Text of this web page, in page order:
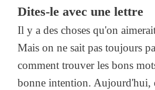
Dites-le avec une lettre
Il y a des choses qu'on
Mais on ne sait pas toujours
comment trouver les bons
bonne intention. Aujourd'hui,